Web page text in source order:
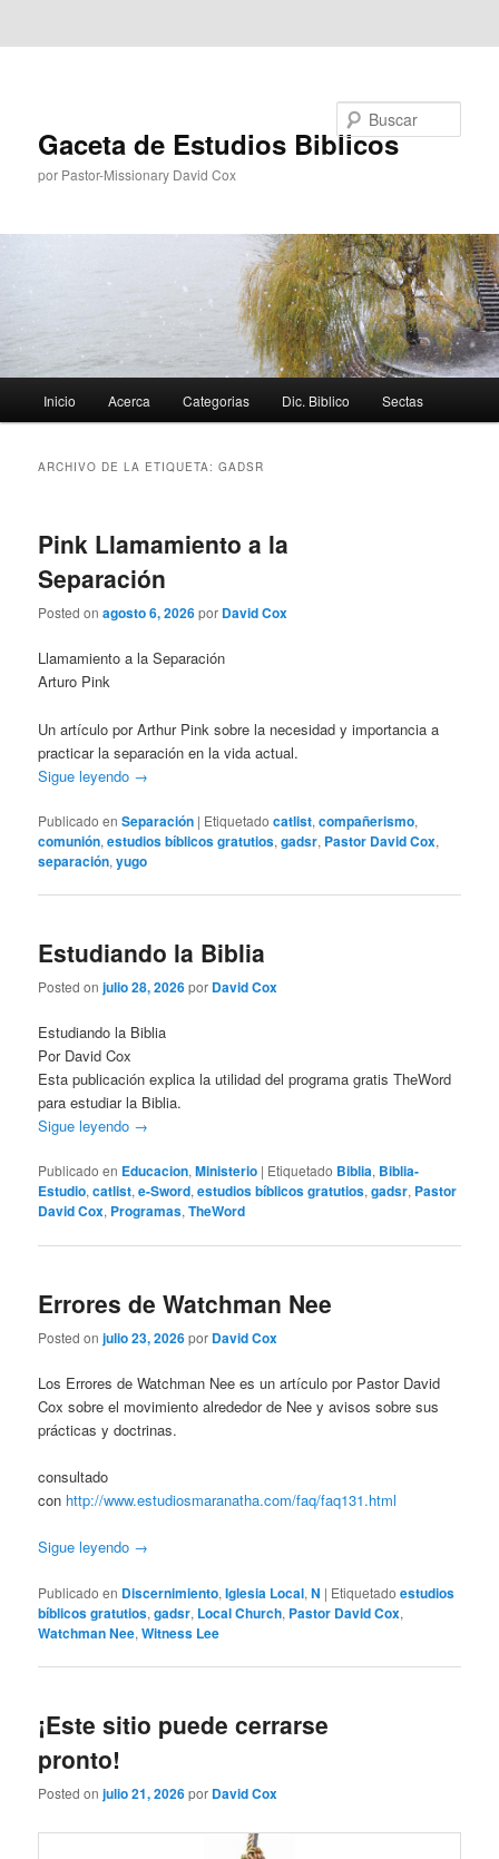
Gaceta de Estudios Biblicos
por Pastor-Missionary David Cox
principal
Inicio Acerca Categorias Dic. Biblico Sectas
ARCHIVO DE LA ETIQUETA:GADSR
Pink Llamamiento a la
Separación
Posted onagosto 6, 2026por David Cox
Llamamiento a la Separación
Arturo Pink
Un artículo por Arthur Pink sobre la necesidad y importancia a
practicar la separación en la vida actual.
Sigue leyendo →
Publicado en Separación | Etiquetado catlist,compañerismo,
comunión,estudios bíblicos gratutios,gadsr, Pastor David Cox,
separación,yugo
Estudiando la Biblia
Posted onjulio 28, 2026por David Cox
Estudiando la Biblia
Por David Cox
Esta publicación explica la utilidad del programa gratis TheWord
para estudiar la Biblia.
Sigue leyendo →
Publicado en Educacion,Ministerio | Etiquetado Biblia, Biblia-
Estudio,catlist,e-Sword,estudios bíblicos gratutios,gadsr, Pastor
David Cox, Programas,TheWord
Errores de Watchman Nee
Posted onjulio 23, 2026por David Cox
Los Errores de Watchman Nee es un artículo por Pastor David
Cox sobre el movimiento alrededor de Nee y avisos sobre sus
prácticas y doctrinas.
consultado
con http://www.estudiosmaranatha.com/faq/faq131.html
Sigue leyendo →
Publicado en Discernimiento,Iglesia Local,N | Etiquetado estudios
bíblicos gratutios,gadsr, Local Church, Pastor David Cox,
Watchman Nee,Witness Lee
¡Este sitio puede cerrarse
pronto!
Posted onjulio 21, 2026por David Cox